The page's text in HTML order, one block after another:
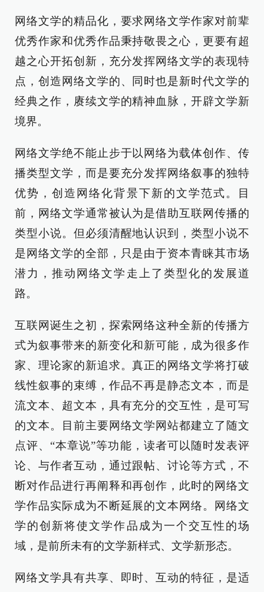
网络文学的精品化，要求网络文学作家对前辈
优秀作家和优秀作品秉持敬畏之心，更要有超
越之心开拓创新，充分发挥网络文学的表现特
点，创造网络文学的、同时也是新时代文学的
经典之作，赓续文学的精神血脉，开辟文学新
境界。
网络文学绝不能止步于以网络为载体创作、传
播类型文学，而是要充分发挥网络叙事的独特
优势，创造网络化背景下新的文学范式。目
前，网络文学通常被认为是借助互联网传播的
类型小说。但必须清醒地认识到，类型小说不
是网络文学的全部，只是由于资本青睐其市场
潜力，推动网络文学走上了类型化的发展道
路。
互联网诞生之初，探索网络这种全新的传播方
式为叙事带来的新变化和新可能，成为很多作
家、理论家的新追求。真正的网络文学将打破
线性叙事的束缚，作品不再是静态文本，而是
流文本、超文本，具有充分的交互性，是可写
的文本。目前主要网络文学网站都建立了随文
点评、“本章说”等功能，读者可以随时发表评
论、与作者互动，通过跟帖、讨论等方式，不
断对作品进行再阐释和再创作，此时的网络文
学作品实际成为不断延展的文本网络。网络文
学的创新将使文学作品成为一个交互性的场
域，是前所未有的文学新样式、文学新形态。
网络文学具有共享、即时、互动的特征，是适